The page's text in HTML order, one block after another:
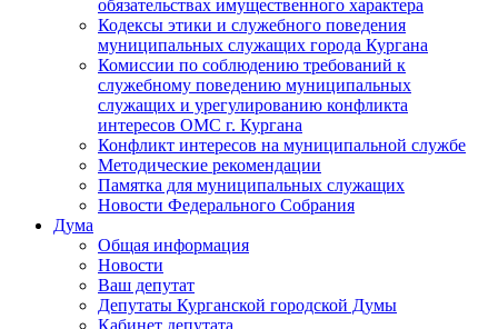
обязательствах имущественного характера
Кодексы этики и служебного поведения
муниципальных служащих города Кургана
Комиссии по соблюдению требований к
служебному поведению муниципальных
служащих и урегулированию конфликта
интересов ОМС г. Кургана
Конфликт интересов на муниципальной службе
Методические рекомендации
Памятка для муниципальных служащих
Новости Федерального Cобрания
Дума
Общая информация
Новости
Ваш депутат
Депутаты Курганской городской Думы
Кабинет депутата